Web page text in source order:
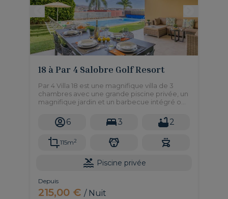
18 à Par 4 Salobre Golf Resort
Par 4 Villa 18 est une magnifique villa de 3
chambres avec une grande piscine privée, un
magnifique jardin et un barbecue intégré où
avec vue sur le parcours de golf.
6 3 2
115m2
Piscine privée
Depuis
215,00 €/ Nuit